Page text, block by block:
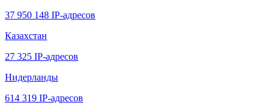
37 950 148 IP-адресов
Казахстан
27 325 IP-адресов
Нидерланды
614 319 IP-адресов